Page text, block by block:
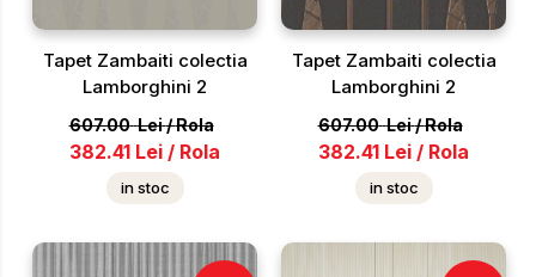
Tapet Zambaiti colectia
Lamborghini 2
607.00 Lei/Rola
382.41 Lei / Rola
in stoc
Tapet Zambaiti colectia
Lamborghini 2
607.00 Lei/Rola
382.41 Lei / Rola
in stoc